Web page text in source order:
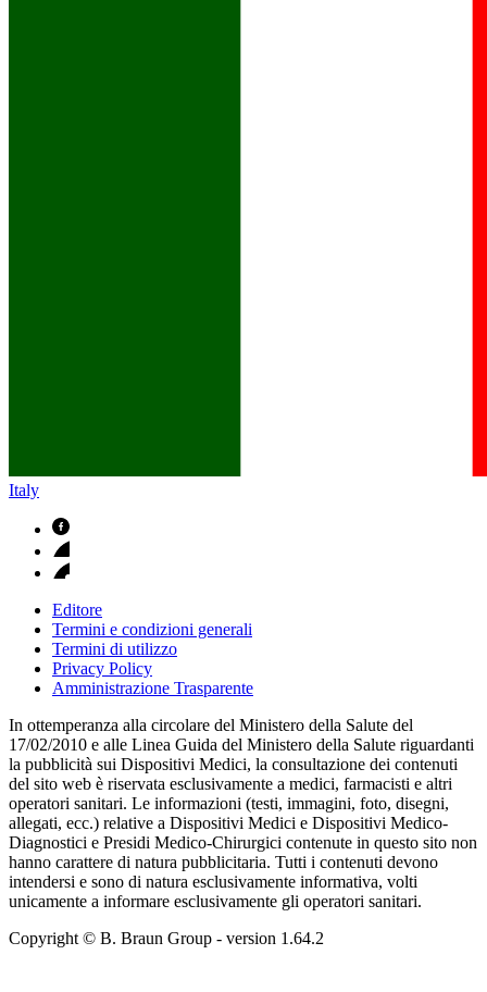
Italy
Editore
Termini e condizioni generali
Termini di utilizzo
Privacy Policy
Amministrazione Trasparente
In ottemperanza alla circolare del Ministero della Salute del
17/02/2010 e alle Linea Guida del Ministero della Salute riguardanti
la pubblicità sui Dispositivi Medici, la consultazione dei contenuti
del sito web è riservata esclusivamente a medici, farmacisti e altri
operatori sanitari. Le informazioni (testi, immagini, foto, disegni,
allegati, ecc.) relative a Dispositivi Medici e Dispositivi Medico-
Diagnostici e Presidi Medico-Chirurgici contenute in questo sito non
hanno carattere di natura pubblicitaria. Tutti i contenuti devono
intendersi e sono di natura esclusivamente informativa, volti
unicamente a informare esclusivamente gli operatori sanitari.
Copyright © B. Braun Group - version 1.64.2